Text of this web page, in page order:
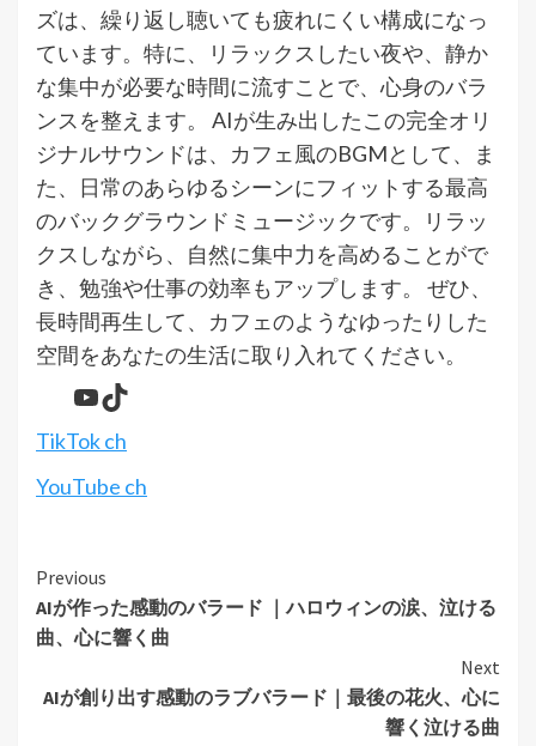
ズは、繰り返し聴いても疲れにくい構成になっ
ています。特に、リラックスしたい夜や、静か
な集中が必要な時間に流すことで、心身のバラ
ンスを整えます。 AIが生み出したこの完全オリ
ジナルサウンドは、カフェ風のBGMとして、ま
た、日常のあらゆるシーンにフィットする最高
のバックグラウンドミュージックです。リラッ
クスしながら、自然に集中力を高めることがで
き、勉強や仕事の効率もアップします。 ぜひ、
長時間再生して、カフェのようなゆったりした
空間をあなたの生活に取り入れてください。
YouTube
TikTok
TikTok ch
YouTube ch
Continue
Reading
Previous
AIが作った感動のバラード ｜ハロウィンの涙、泣ける
曲、心に響く曲
Next
AIが創り出す感動のラブバラード｜最後の花火、心に
響く泣ける曲